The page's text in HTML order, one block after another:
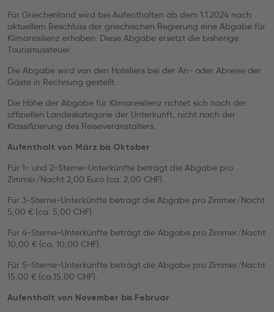
Für Griechenland wird bei Aufenthalten ab dem 1.1.2024 nach
aktuellem Beschluss der griechischen Regierung eine Abgabe für
Klimaresilienz erhoben. Diese Abgabe ersetzt die bisherige
Tourismussteuer.
Die Abgabe wird von den Hoteliers bei der An- oder Abreise der
Gäste in Rechnung gestellt.
Die Höhe der Abgabe für Klimaresilienz richtet sich nach der
offiziellen Landeskategorie der Unterkunft, nicht nach der
Klassifizierung des Reiseveranstalters.
Aufenthalt von März bis Oktober
Für 1- und 2-Sterne-Unterkünfte beträgt die Abgabe pro
Zimmer/Nacht 2,00 Euro (ca. 2,00 CHF).
Für 3-Sterne-Unterkünfte beträgt die Abgabe pro Zimmer/Nacht
5,00 € (ca. 5,00 CHF).
Für 4-Sterne-Unterkünfte beträgt die Abgabe pro Zimmer/Nacht
10,00 € (ca. 10,00 CHF).
Für 5-Sterne-Unterkünfte beträgt die Abgabe pro Zimmer/Nacht
15,00 € (ca.15,00 CHF).
Aufenthalt von November bis Februar